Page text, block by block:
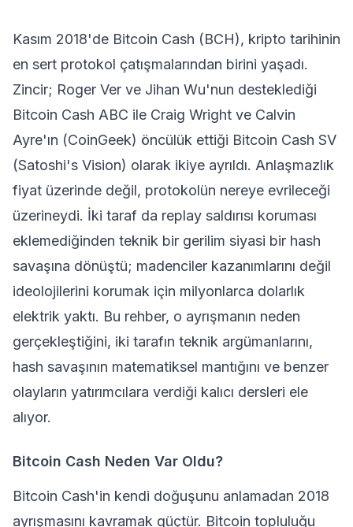
Kasım 2018'de Bitcoin Cash (BCH), kripto tarihinin
en sert protokol çatışmalarından birini yaşadı.
Zincir; Roger Ver ve Jihan Wu'nun desteklediği
Bitcoin Cash ABC ile Craig Wright ve Calvin
Ayre'ın (CoinGeek) öncülük ettiği Bitcoin Cash SV
(Satoshi's Vision) olarak ikiye ayrıldı. Anlaşmazlık
fiyat üzerinde değil, protokolün nereye evrileceği
üzerineydi. İki taraf da replay saldırısı koruması
eklemediğinden teknik bir gerilim siyasi bir hash
savaşına dönüştü; madenciler kazanımlarını değil
ideolojilerini korumak için milyonlarca dolarlık
elektrik yaktı. Bu rehber, o ayrışmanın neden
gerçekleştiğini, iki tarafın teknik argümanlarını,
hash savaşının matematiksel mantığını ve benzer
olayların yatırımcılara verdiği kalıcı dersleri ele
alıyor.
Bitcoin Cash Neden Var Oldu?
Bitcoin Cash'in kendi doğuşunu anlamadan 2018
ayrışmasını kavramak güçtür. Bitcoin topluluğu